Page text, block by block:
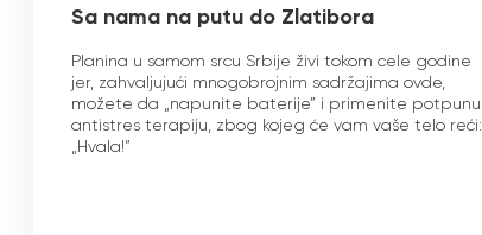
Sa nama na putu do Zlatibora
Planina u samom srcu Srbije živi tokom cele godine
jer, zahvaljujući mnogobrojnim sadržajima ovde,
možete da „napunite baterije” i primenite potpunu
antistres terapiju, zbog kojeg će vam vaše telo reći:
„Hvala!”